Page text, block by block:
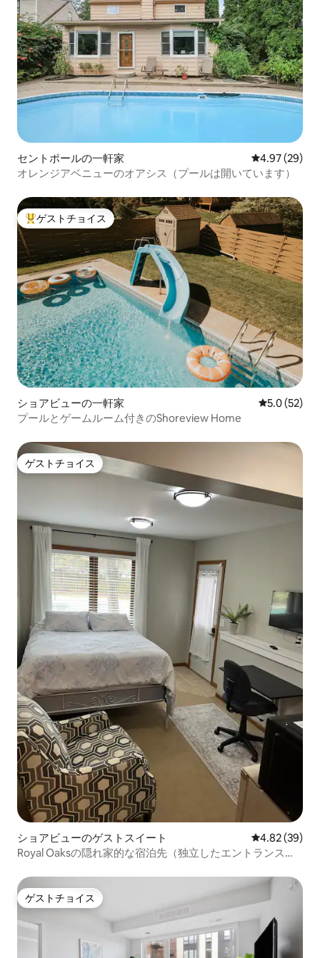
セントポールの一軒家 レビュー29
4.97 (29)
オレンジアベニューのオアシス（プールは開いています）
大好評のゲストチョイスです。
ゲストチョイス
ショアビューの一軒家 レビュー52
5.0 (52)
プールとゲームルーム付きのShoreview Home
ゲストチョイス
ゲストチョイス
ショアビューのゲストスイート レビュー39
4.82 (39)
Royal Oaksの隠れ家的な宿泊先（独立したエントランス／
ゲストチョイス
ゲストチョイス